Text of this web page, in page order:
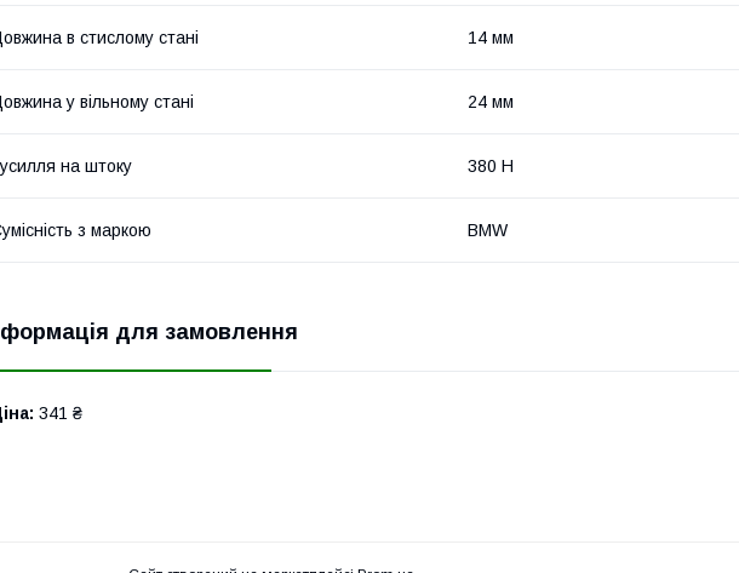
в стислому стані 14 мм
у вільному стані 24 мм
на штоку 380 Н
з маркою BMW
для замовлення
341 ₴